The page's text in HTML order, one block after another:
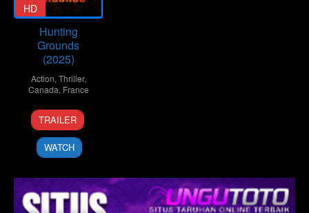
HD
Hunting
Grounds
(2025)
Action, Thriller,
Canada, France
16
May
2025
Derek
Barnes
Giovanni
Aloi
TRAILER
WATCH